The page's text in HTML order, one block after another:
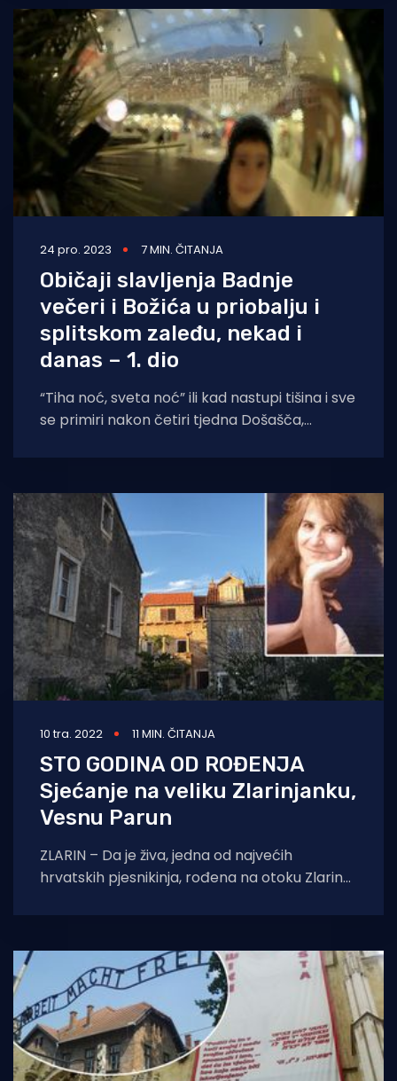
24 pro. 2023 7 MIN. ČITANJA
Običaji slavljenja Badnje
večeri i Božića u priobalju i
splitskom zaleđu, nekad i
danas – 1. dio
“Tiha noć, sveta noć” ili kad nastupi tišina i sve
se primiri nakon četiri tjedna Došašča,
10 tra. 2022 11 MIN. ČITANJA
STO GODINA OD ROĐENJA
Sjećanje na veliku Zlarinjanku,
Vesnu Parun
ZLARIN – Da je živa, jedna od najvećih
hrvatskih pjesnikinja, rođena na otoku Zlarinu
rođendan.